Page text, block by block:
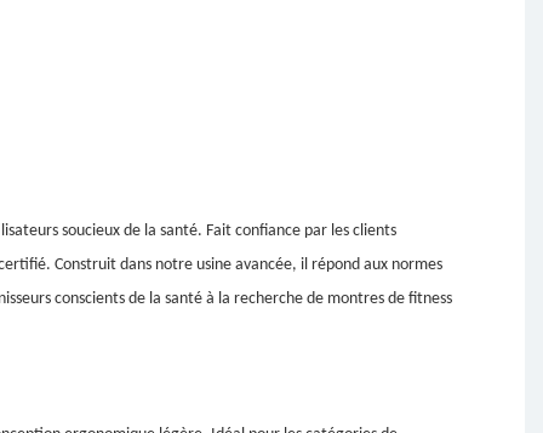
soucieux de la santé. Fait confiance par les clients
Construit dans notre usine avancée, il répond aux normes
conscients de la santé à la recherche de montres de fitness